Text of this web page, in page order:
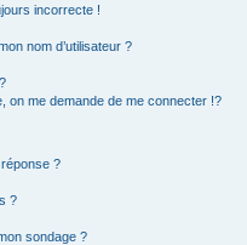
incorrecte !
nom d’utilisateur ?
on me demande de me connecter !?
?
?
sondage ?